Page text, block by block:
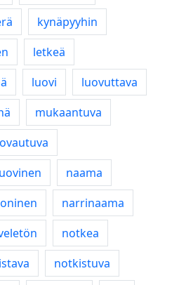
kynäpyyhin
letkeä
luovi
luovuttava
mukaantuva
naama
narrinaama
notkea
notkistuva